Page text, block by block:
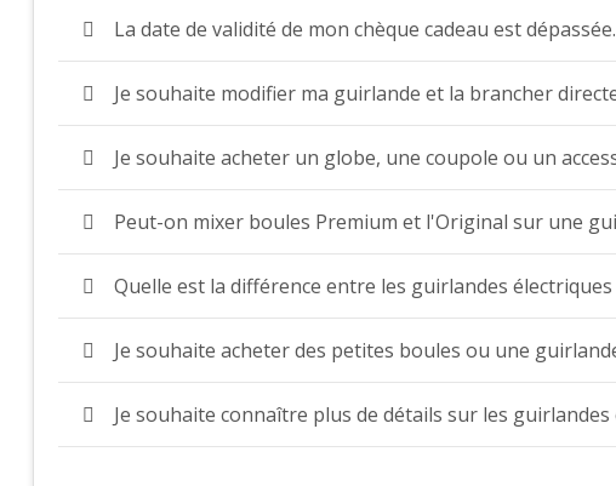
La date de validité de mon chèque cadeau est
Je souhaite modifier ma guirlande et la brancher
Je souhaite acheter un globe, une coupole ou un
Peut-on mixer boules Premium et l'Original sur une
Quelle est la différence entre les guirlandes
Je souhaite acheter des petites boules ou une
Je souhaite connaître plus de détails sur les guirlandes